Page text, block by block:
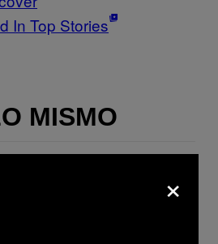
In Top Stories
MISMO
×